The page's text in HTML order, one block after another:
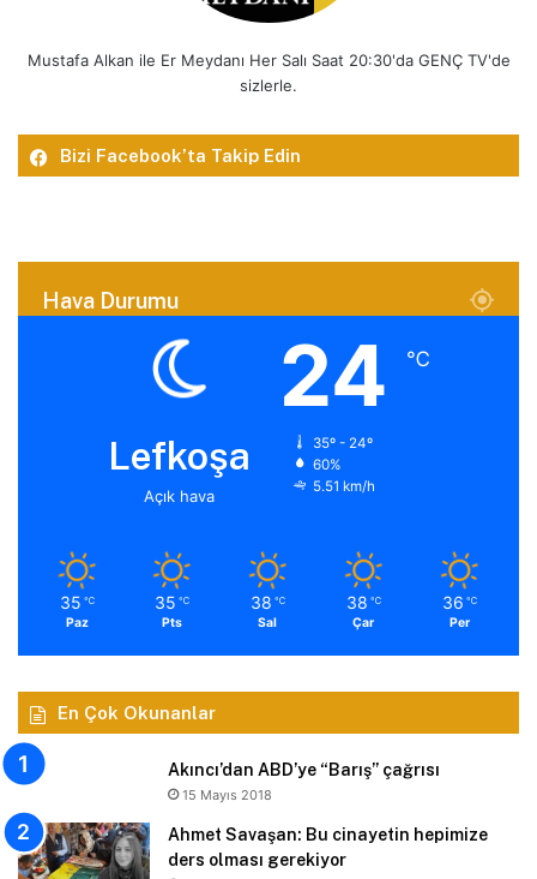
Mustafa Alkan ile Er Meydanı Her Salı Saat 20:30'da GENÇ TV'de
sizlerle.
Bizi Facebook’ta Takip Edin
Hava Durumu
Lefkoşa
Açık hava
24 ℃
35º - 24º
60%
5.51 km/h
35 ℃
Paz
35 ℃
Pts
38 ℃
Sal
38 ℃
Çar
36 ℃
Per
En Çok Okunanlar
Akıncı’dan ABD’ye “Barış” çağrısı
15 Mayıs 2018
Ahmet Savaşan: Bu cinayetin hepimize
ders olması gerekiyor